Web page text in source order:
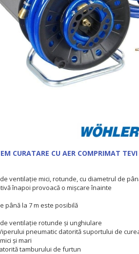
CURATARE CU AER COMPRIMAT
ventilație mici, rotunde, cu diametrul de
înapoi provoacă o mișcare înainte
până la 7 m este posibilă
ventilație rotunde și unghiulare
pneumatic datorită suportului de
și mari
tamburului de furtun